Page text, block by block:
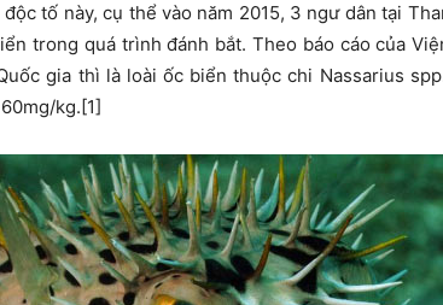
tố này, cụ thể vào năm 2015, 3 ngư dân tại
trong quá trình đánh bắt. Theo báo cáo của
gia thì là loài ốc biển thuộc chi Nassarius
kg.[1]